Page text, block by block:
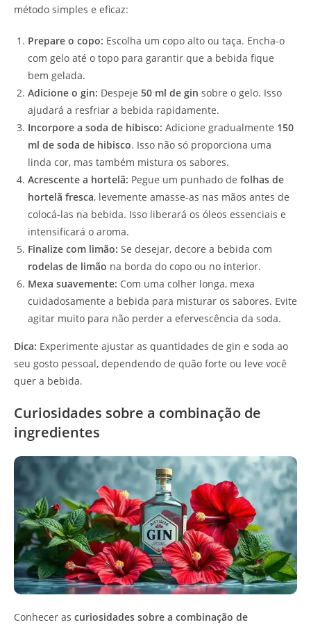
método simples e eficaz:
Prepare o copo: Escolha um copo alto ou taça. Encha-o
com gelo até o topo para garantir que a bebida fique
bem gelada.
Adicione o gin: Despeje 50 ml de gin sobre o gelo. Isso
ajudará a resfriar a bebida rapidamente.
Incorpore a soda de hibisco: Adicione gradualmente 150
ml de soda de hibisco. Isso não só proporciona uma
linda cor, mas também mistura os sabores.
Acrescente a hortelã: Pegue um punhado de folhas de
hortelã fresca, levemente amasse-as nas mãos antes de
colocá-las na bebida. Isso liberará os óleos essenciais e
intensificará o aroma.
Finalize com limão: Se desejar, decore a bebida com
rodelas de limão na borda do copo ou no interior.
Mexa suavemente: Com uma colher longa, mexa
cuidadosamente a bebida para misturar os sabores. Evite
agitar muito para não perder a efervescência da soda.
Dica: Experimente ajustar as quantidades de gin e soda ao
seu gosto pessoal, dependendo de quão forte ou leve você
quer a bebida.
Curiosidades sobre a combinação de
ingredientes
Conhecer as curiosidades sobre a combinação de